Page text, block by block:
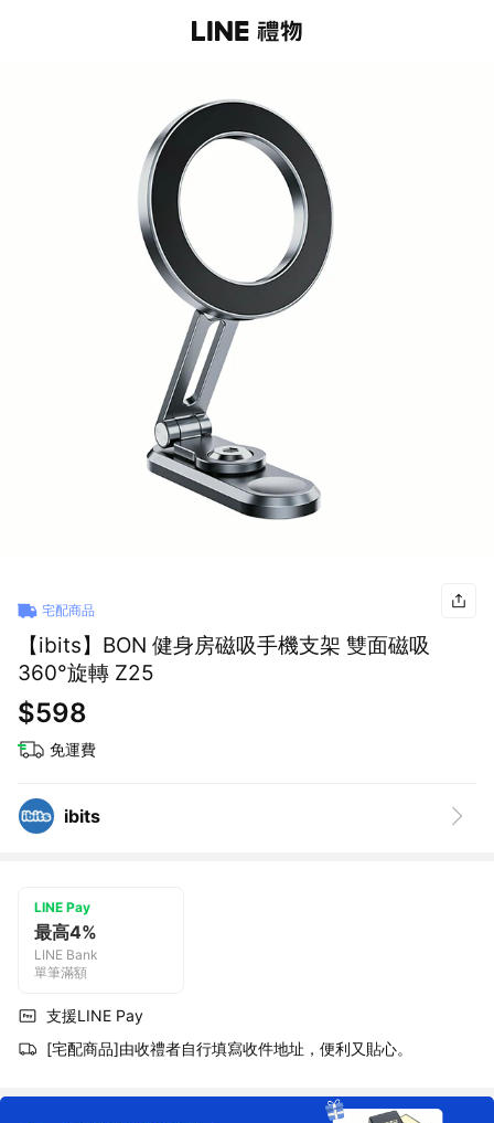
宅配商品
【ibits】BON 健身房磁吸手機支架 雙面磁吸
360°旋轉 Z25
$598
免運費
ibits
LINE Pay
最高4%
LINE Bank
單筆滿額
支援LINE Pay
[宅配商品]由收禮者自行填寫收件地址，便利又貼心。